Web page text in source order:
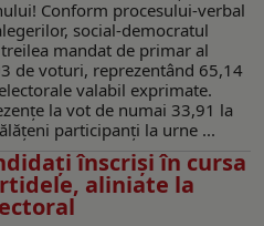
Conform procesului-verbal
social-democratul
mandat de primar al
de voturi, reprezentând 65,14
valabil exprimate.
la vot de numai 33,91 la
participanţi la urne ...
înscriși în cursa
aliniate la